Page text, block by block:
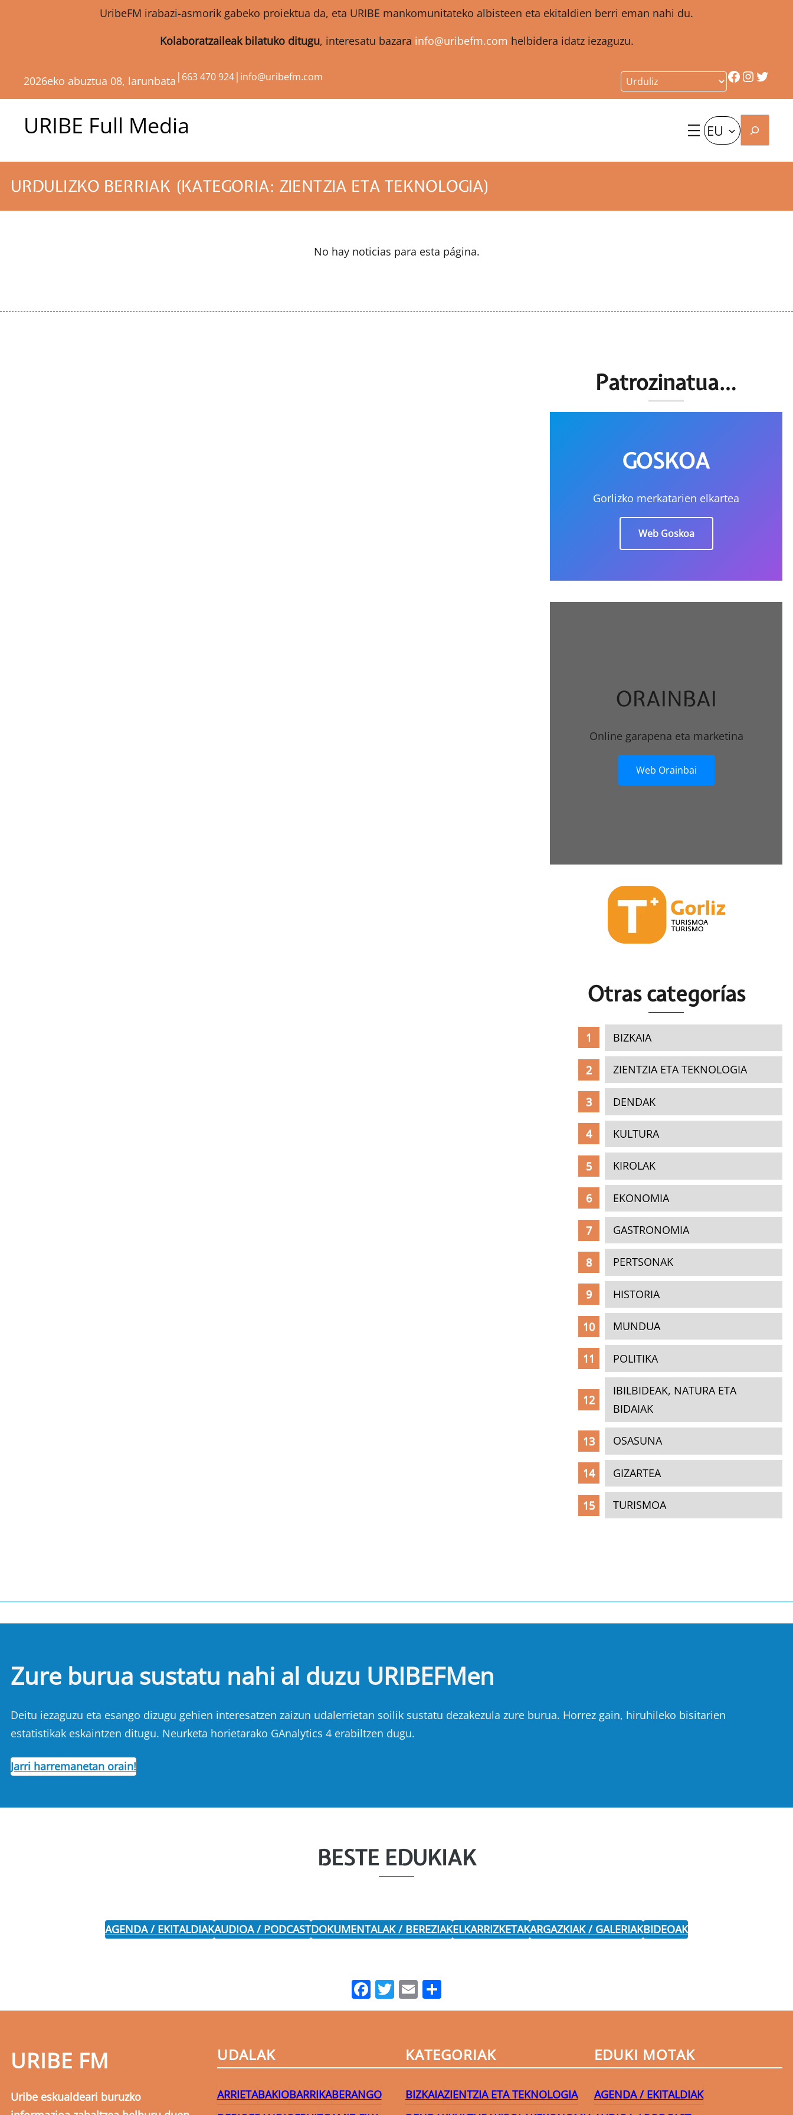
UribeFM irabazi-asmorik gabeko proiektua da, eta URIBE mankomunitateko albisteen eta ekitaldien berri eman nahi du.
Kolaboratzaileak bilatuko ditugu, interesatu bazara info@uribefm.com helbidera idatz iezaguzu.
2026eko abuztua 08, larunbata | 663 470 924| info@uribefm.com Facebook
URIBE Full Media EU Bilatu
URDULIZKO BERRIAK (KATEGORIA: ZIENTZIA ETA TEKNOLOGIA)
No hay noticias para esta página.
Patrozinatua…
GOSKOA
Gorlizko merkatarien elkartea
Web Goskoa
ORAINBAI
Online garapena eta marketina
Web Orainbai
Otras categorías
BIZKAIA
ZIENTZIA ETA TEKNOLOGIA
DENDAK
KULTURA
KIROLAK
EKONOMIA
GASTRONOMIA
PERTSONAK
HISTORIA
MUNDUA
POLITIKA
IBILBIDEAK, NATURA ETA
BIDAIAK
OSASUNA
GIZARTEA
TURISMOA
Zure burua sustatu nahi al duzu URIBEFMen
Deitu iezaguzu eta esango dizugu gehien interesatzen zaizun udalerrietan soilik sustatu dezakezula zure burua. Horrez gain, hiruhileko bisitarien
estatistikak eskaintzen ditugu. Neurketa horietarako GAnalytics 4 erabiltzen dugu.
Jarri harremanetan orain!
BESTE EDUKIAK
AGENDA / EKITALDIAKAUDIOA / PODCASTDOKUMENTALAK / BEREZIAKELKARRIZKETAKARGAZKIAK / GALERIAKBIDEOAK
Facebook
Twitter
Email
URIBE FM
Uribe eskualdeari buruzko
UDALAK
ARRIETABAKIOBARRIKABERANGO
KATEGORIAK
BIZKAIAZIENTZIA ETA TEKNOLOGIA
EDUKI MOTAK
AGENDA / EKITALDIAK